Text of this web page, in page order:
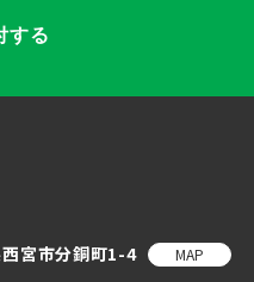
する
宮市分銅町1-4 MAP